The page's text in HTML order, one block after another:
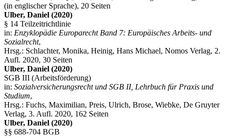
(in englischer Sprache), 20 Seiten
Ulber, Daniel (2020)
§ 14 Teilzeitrichtlinie
in: Enzyklopädie Europarecht Band 7: Europäisches Arbeits- und
Sozialrecht,
Hrsg.: Schlachter, Monika, Heinig, Hans Michael, Nomos Verlag, 2.
Aufl. 2020, 30 Seiten
Ulber, Daniel (2020)
SGB III (Arbeitsförderung)
in: Sozialversicherungsrecht und SGB II, Lehrbuch für Praxis und
Studium,
Hrsg.: Fuchs, Maximilian, Preis, Ulrich, Brose, Wiebke, De Gruyter
Verlag, 3. Aufl. 2020, 162 Seiten
Ulber, Daniel (2020)
§§ 688-704 BGB